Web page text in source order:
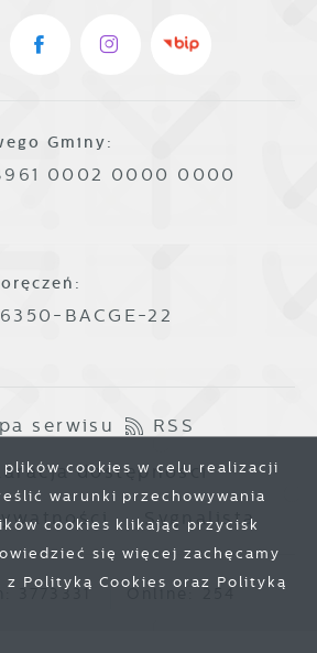
Gminy:
0002 0000 0000
BACGE-22
serwisu RSS
dostępności
Sygnalista
3773331
cookies w celu realizacji
warunki przechowywania
cookies klikając przycisk
się więcej zachęcamy
z Polityką Cookies oraz Polityką